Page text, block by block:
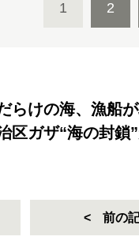
1 2
らけの海、漁船
区ガザ“海の封鎖
前の